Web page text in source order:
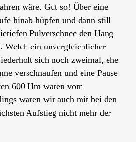
wäre. Gut so! Über eine
hinab hüpfen und dann still
Pulverschnee den Hang
Welch ein unvergleichlicher
sich noch zweimal, ehe
verschnaufen und eine Pause
600 Hm waren vom
waren wir auch mit bei den
Aufstieg nicht mehr der